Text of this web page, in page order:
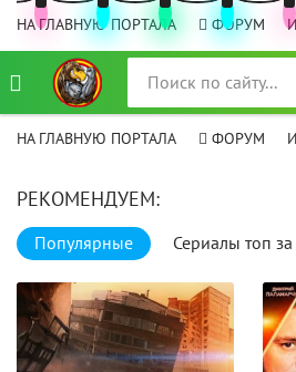
НА ГЛАВНУЮ ПОРТАЛА ФОРУМ
НА ГЛАВНУЮ ПОРТАЛА ФОРУМ
РЕКОМЕНДУЕМ:
Популярные Сериалы топ за